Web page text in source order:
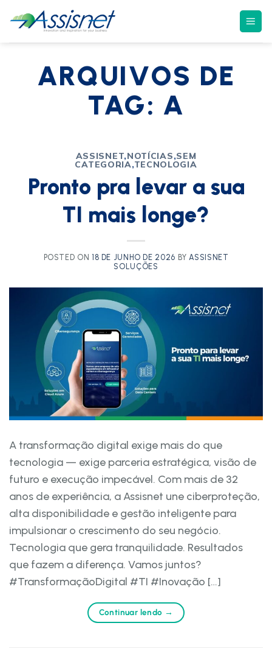
ARQUIVOS DE
TAG: A
ASSISNET,NOTÍCIAS,SEM
CATEGORIA,TECNOLOGIA
Pronto pra levar a sua
TI mais longe?
POSTED ON 18 DE JUNHO DE 2026 BY ASSISNET
SOLUÇÕES
A transformação digital exige mais do que
tecnologia — exige parceria estratégica, visão de
futuro e execução impecável. Com mais de 32
anos de experiência, a Assisnet une ciberproteção,
alta disponibilidade e gestão inteligente para
impulsionar o crescimento do seu negócio.
Tecnologia que gera tranquilidade. Resultados
que fazem a diferença. Vamos juntos?
#TransformaçãoDigital #TI #Inovação […]
Continuar lendo →